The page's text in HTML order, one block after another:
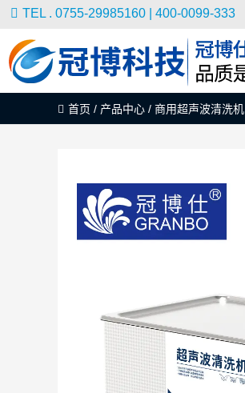
TEL . 0755-29985160 | 400-0099-333
首页 / 产品中心 / 商用超声波清洗机